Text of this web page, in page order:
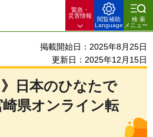
緊急・
災害情報
閲覧補助
Language
検索
メニュー
掲載開始日：2025年8月25日
更新日：2025年12月15日
》日本のひなたで
県オンライン転